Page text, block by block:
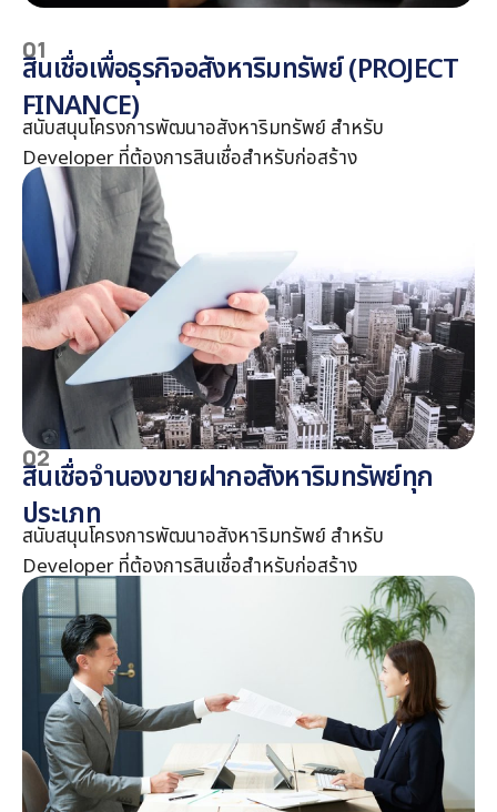
01
สินเชื่อเพื่อธุรกิจอสังหาริมทรัพย์ (PROJECT
FINANCE)
สนับสนุนโครงการพัฒนาอสังหาริมทรัพย์ สำหรับ
Developer ที่ต้องการสินเชื่อสำหรับก่อสร้าง
02
สินเชื่อจำนองขายฝากอสังหาริมทรัพย์ทุก
ประเภท
สนับสนุนโครงการพัฒนาอสังหาริมทรัพย์ สำหรับ
Developer ที่ต้องการสินเชื่อสำหรับก่อสร้าง